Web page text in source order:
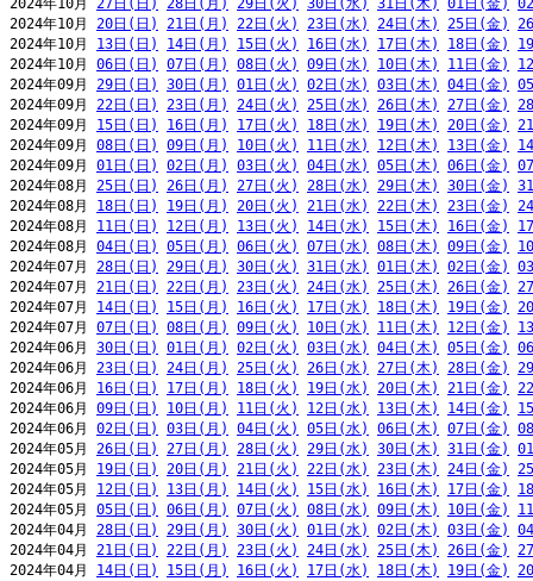
2024年10月 27日(日) 28日(月) 29日(火) 30日(水) 31日(木) 01日(金)
2024年10月 20日(日) 21日(月) 22日(火) 23日(水) 24日(木) 25日(金)
2024年10月 13日(日) 14日(月) 15日(火) 16日(水) 17日(木) 18日(金)
2024年10月 06日(日) 07日(月) 08日(火) 09日(水) 10日(木) 11日(金)
2024年09月 29日(日) 30日(月) 01日(火) 02日(水) 03日(木) 04日(金)
2024年09月 22日(日) 23日(月) 24日(火) 25日(水) 26日(木) 27日(金)
2024年09月 15日(日) 16日(月) 17日(火) 18日(水) 19日(木) 20日(金)
2024年09月 08日(日) 09日(月) 10日(火) 11日(水) 12日(木) 13日(金)
2024年09月 01日(日) 02日(月) 03日(火) 04日(水) 05日(木) 06日(金)
2024年08月 25日(日) 26日(月) 27日(火) 28日(水) 29日(木) 30日(金)
2024年08月 18日(日) 19日(月) 20日(火) 21日(水) 22日(木) 23日(金)
2024年08月 11日(日) 12日(月) 13日(火) 14日(水) 15日(木) 16日(金)
2024年08月 04日(日) 05日(月) 06日(火) 07日(水) 08日(木) 09日(金)
2024年07月 28日(日) 29日(月) 30日(火) 31日(水) 01日(木) 02日(金)
2024年07月 21日(日) 22日(月) 23日(火) 24日(水) 25日(木) 26日(金)
2024年07月 14日(日) 15日(月) 16日(火) 17日(水) 18日(木) 19日(金)
2024年07月 07日(日) 08日(月) 09日(火) 10日(水) 11日(木) 12日(金)
2024年06月 30日(日) 01日(月) 02日(火) 03日(水) 04日(木) 05日(金)
2024年06月 23日(日) 24日(月) 25日(火) 26日(水) 27日(木) 28日(金)
2024年06月 16日(日) 17日(月) 18日(火) 19日(水) 20日(木) 21日(金)
2024年06月 09日(日) 10日(月) 11日(火) 12日(水) 13日(木) 14日(金)
2024年06月 02日(日) 03日(月) 04日(火) 05日(水) 06日(木) 07日(金)
2024年05月 26日(日) 27日(月) 28日(火) 29日(水) 30日(木) 31日(金)
2024年05月 19日(日) 20日(月) 21日(火) 22日(水) 23日(木) 24日(金)
2024年05月 12日(日) 13日(月) 14日(火) 15日(水) 16日(木) 17日(金)
2024年05月 05日(日) 06日(月) 07日(火) 08日(水) 09日(木) 10日(金)
2024年04月 28日(日) 29日(月) 30日(火) 01日(水) 02日(木) 03日(金)
2024年04月 21日(日) 22日(月) 23日(火) 24日(水) 25日(木) 26日(金)
2024年04月 14日(日) 15日(月) 16日(火) 17日(水) 18日(木) 19日(金)